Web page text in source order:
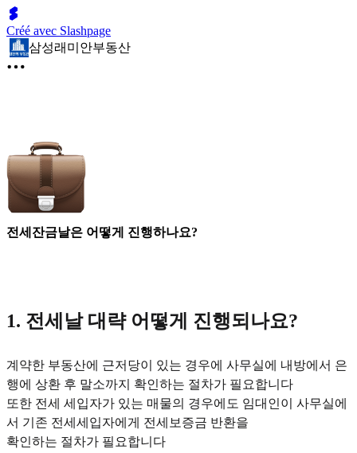
Créé avec Slashpage
삼성래미안부동산
전세잔금날은 어떻게 진행하나요?
1. 전세날 대략 어떻게 진행되나요?
계약한 부동산에 근저당이 있는 경우에 사무실에 내방에서 은
행에 상환 후 말소까지 확인하는 절차가 필요합니다
또한 전세 세입자가 있는 매물의 경우에도 임대인이 사무실에
서 기존 전세세입자에게 전세보증금 반환을
확인하는 절차가 필요합니다